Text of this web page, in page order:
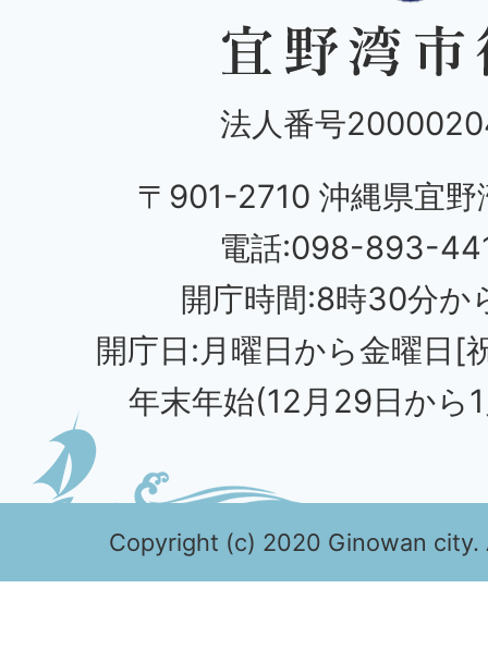
法人番号
〒901-2710 沖縄県宜野
電話:098-893-
開庁時間:8時30分か
開庁日:月曜日から金曜日[
年末年始(12月29日から
Copyright (c) 2020 Ginowan city.